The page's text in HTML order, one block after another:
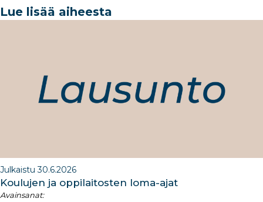
e
e e
Lue lisää aiheesta
Julkaistu 30.6.2026
Koulujen ja oppilaitosten loma-ajat​
Avainsanat: